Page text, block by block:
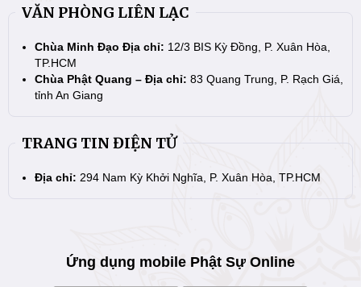
VĂN PHÒNG LIÊN LẠC
Chùa Minh Đạo Địa chỉ: 12/3 BIS Kỳ Đồng, P. Xuân Hòa,
TP.HCM
Chùa Phật Quang – Địa chỉ: 83 Quang Trung, P. Rạch Giá,
tỉnh An Giang
TRANG TIN ĐIỆN TỬ
Địa chỉ: 294 Nam Kỳ Khởi Nghĩa, P. Xuân Hòa, TP.HCM
Ứng dụng mobile Phật Sự Online